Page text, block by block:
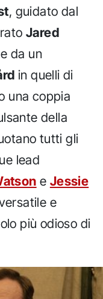
, guidato dal
Jared
da un
in quelli di
una coppia
della
tutti gli
lead
e Jessie
e
più odioso di